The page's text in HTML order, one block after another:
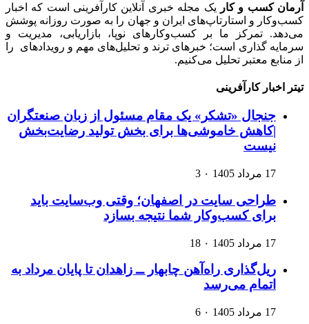
آرمان کسب و کار
یک مجله خبری آنلاین کارآفرینی است که اخبار
کسب‌وکار و استارتاپ‌های ایران و جهان را به صورت روزانه پوشش
می‌دهد. تمرکز ما بر کسب‌وکارهای نوپا، بازاریابی، مدیریت و
سرمایه گذاری است؛ خبرهای ترند و تحلیل‌های مهم و رویدادهای را
از منابع معتبر تحلیل می‌کنیم.
تیتر اخبار کارآفرینی
جنجال «تشکر» یک مقام مسئول از زبان صنعتگران
|کاهش خاموشی‌ها برای بخش تولید رضایت‌بخش
نیست
17 مرداد 1405 ۰ 3
طراحی سایت در اصفهان؛ وقتی وب‌سایت باید
برای کسب‌وکار شما نتیجه بسازد
17 مرداد 1405 ۰ 18
ریل‌گذاری راه‌آهن چابهار ــ زاهدان تا پایان مرداد به
اتمام می‌رسد
17 مرداد 1405 ۰ 6